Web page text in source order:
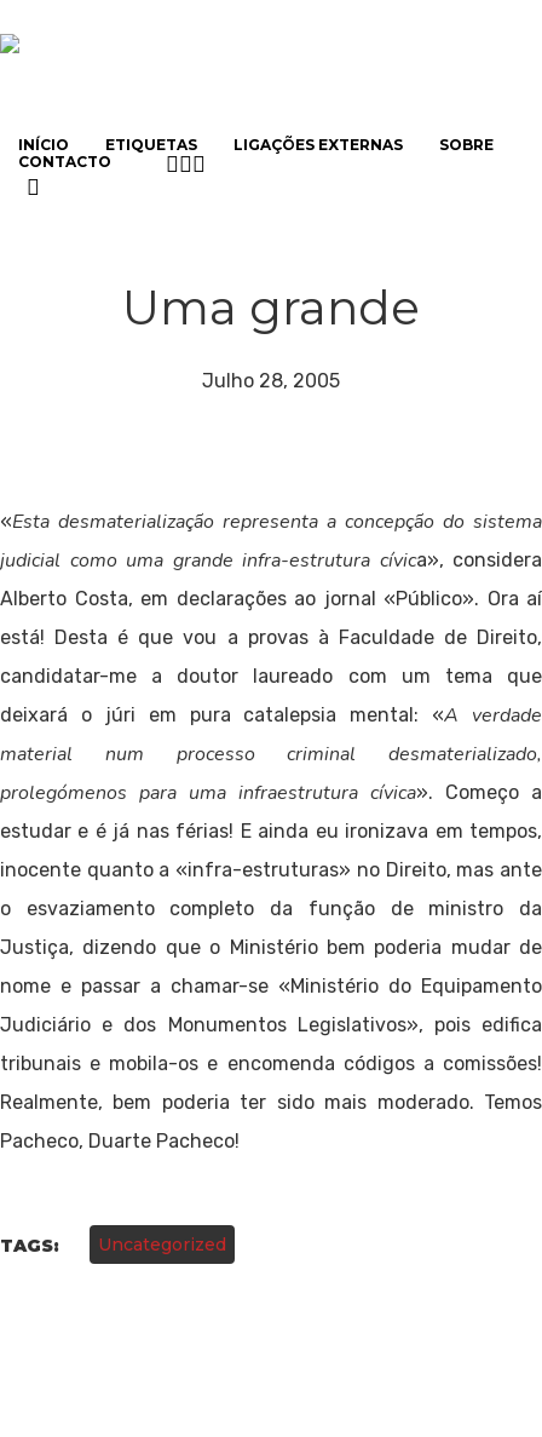
to
content
INÍCIO ETIQUETAS LIGAÇÕES EXTERNAS
SOBRE
CONTACTO
TWITTER
LINKEDIN
EMAIL
search
Uma grande
Julho 28, 2005
«Esta desmaterialização representa a concepção do sistema
judicial como uma grande infra-estrutura cívica», considera
Alberto Costa, em declarações ao jornal «Público». Ora aí
está! Desta é que vou a provas à Faculdade de Direito,
candidatar-me a doutor laureado com um tema que
deixará o júri em pura catalepsia mental: «A verdade
material num processo criminal desmaterializado,
prolegómenos para uma infraestrutura cívica». Começo a
estudar e é já nas férias! E ainda eu ironizava em tempos,
inocente quanto a «infra-estruturas» no Direito, mas ante
o esvaziamento completo da função de ministro da
Justiça, dizendo que o Ministério bem poderia mudar de
nome e passar a chamar-se «Ministério do Equipamento
Judiciário e dos Monumentos Legislativos», pois edifica
tribunais e mobila-os e encomenda códigos a comissões!
Realmente, bem poderia ter sido mais moderado. Temos
Pacheco, Duarte Pacheco!
TAGS: Uncategorized